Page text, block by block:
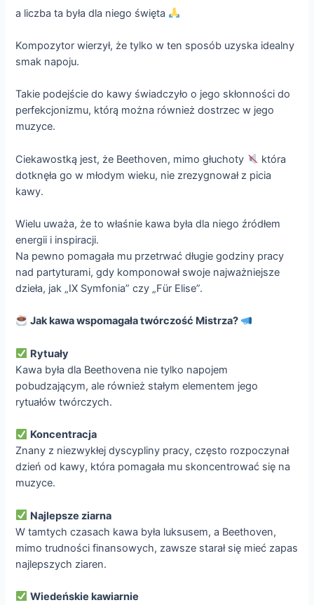
a liczba ta była dla niego święta
Kompozytor wierzył, że tylko w ten sposób uzyska idealny
smak napoju.
Takie podejście do kawy świadczyło o jego skłonności do
perfekcjonizmu, którą można również dostrzec w jego
muzyce.
Ciekawostką jest, że Beethoven, mimo głuchoty
która
dotknęła go w młodym wieku, nie zrezygnował z picia
kawy.
Wielu uważa, że to właśnie kawa była dla niego źródłem
energii i inspiracji.
Na pewno pomagała mu przetrwać długie godziny pracy
nad partyturami, gdy komponował swoje najważniejsze
dzieła, jak „IX Symfonia” czy „Für Elise”.
Jak kawa wspomagała twórczość Mistrza?
Rytuały
Kawa była dla Beethovena nie tylko napojem
pobudzającym, ale również stałym elementem jego
rytuałów twórczych.
Koncentracja
Znany z niezwykłej dyscypliny pracy, często rozpoczynał
dzień od kawy, która pomagała mu skoncentrować się na
muzyce.
Najlepsze ziarna
W tamtych czasach kawa była luksusem, a Beethoven,
mimo trudności finansowych, zawsze starał się mieć zapas
najlepszych ziaren.
Wiedeńskie kawiarnie